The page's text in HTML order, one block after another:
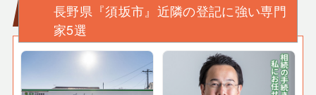
長野県『須坂市』近隣の登記に強い専門
家5選